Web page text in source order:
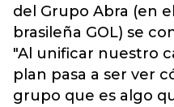
del Grupo Abra (en
brasileña GOL) se
"Al unificar nuestro
plan pasa a ser ver
grupo que es algo